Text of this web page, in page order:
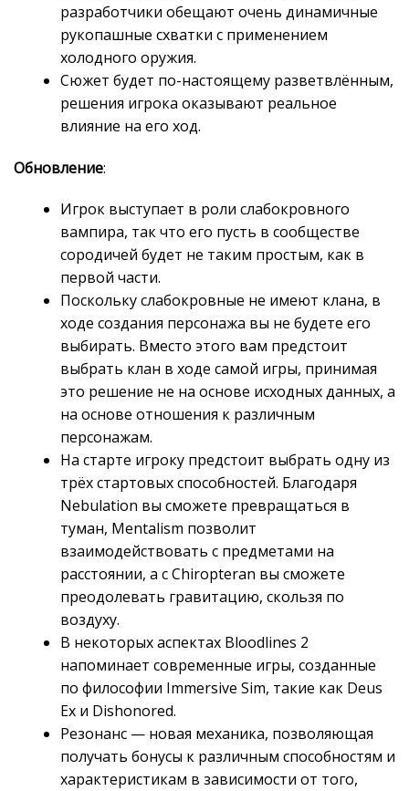
разработчики обещают очень динамичные
рукопашные схватки с применением
холодного оружия.
Сюжет будет по-настоящему разветвлённым,
решения игрока оказывают реальное
влияние на его ход.
Обновление:
Игрок выступает в роли слабокровного
вампира, так что его пусть в сообществе
сородичей будет не таким простым, как в
первой части.
Поскольку слабокровные не имеют клана, в
ходе создания персонажа вы не будете его
выбирать. Вместо этого вам предстоит
выбрать клан в ходе самой игры, принимая
это решение не на основе исходных данных, а
на основе отношения к различным
персонажам.
На старте игроку предстоит выбрать одну из
трёх стартовых способностей. Благодаря
Nebulation вы сможете превращаться в
туман, Mentalism позволит
взаимодействовать с предметами на
расстоянии, а с Chiropteran вы сможете
преодолевать гравитацию, скользя по
воздуху.
В некоторых аспектах Bloodlines 2
напоминает современные игры, созданные
по философии Immersive Sim, такие как Deus
Ex и Dishonored.
Резонанс — новая механика, позволяющая
получать бонусы к различным способностям и
характеристикам в зависимости от того,